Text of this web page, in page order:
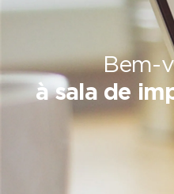
Bem-
à sala de